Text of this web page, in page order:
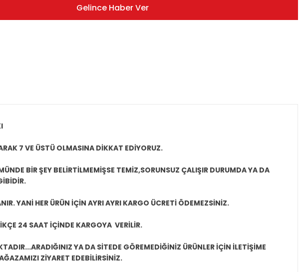
Gelince Haber Ver
7 VE ÜSTÜ OLMASINA DİKKAT EDİYORUZ.
BİR ŞEY BELİRTİLMEMİŞSE TEMİZ,SORUNSUZ ÇALIŞIR DURUMDA YA DA
YANİ HER ÜRÜN İÇİN AYRI AYRI KARGO ÜCRETİ ÖDEMEZSİNİZ.
24 SAAT İÇİNDE KARGOYA VERİLİR.
YA DA SİTEDE GÖREMEDİĞİNİZ ÜRÜNLER İÇİN İLETİŞİME
ZİYARET EDEBİLİRSİNİZ.